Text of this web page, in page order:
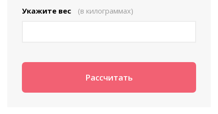
Укажите вес (в килограммах)